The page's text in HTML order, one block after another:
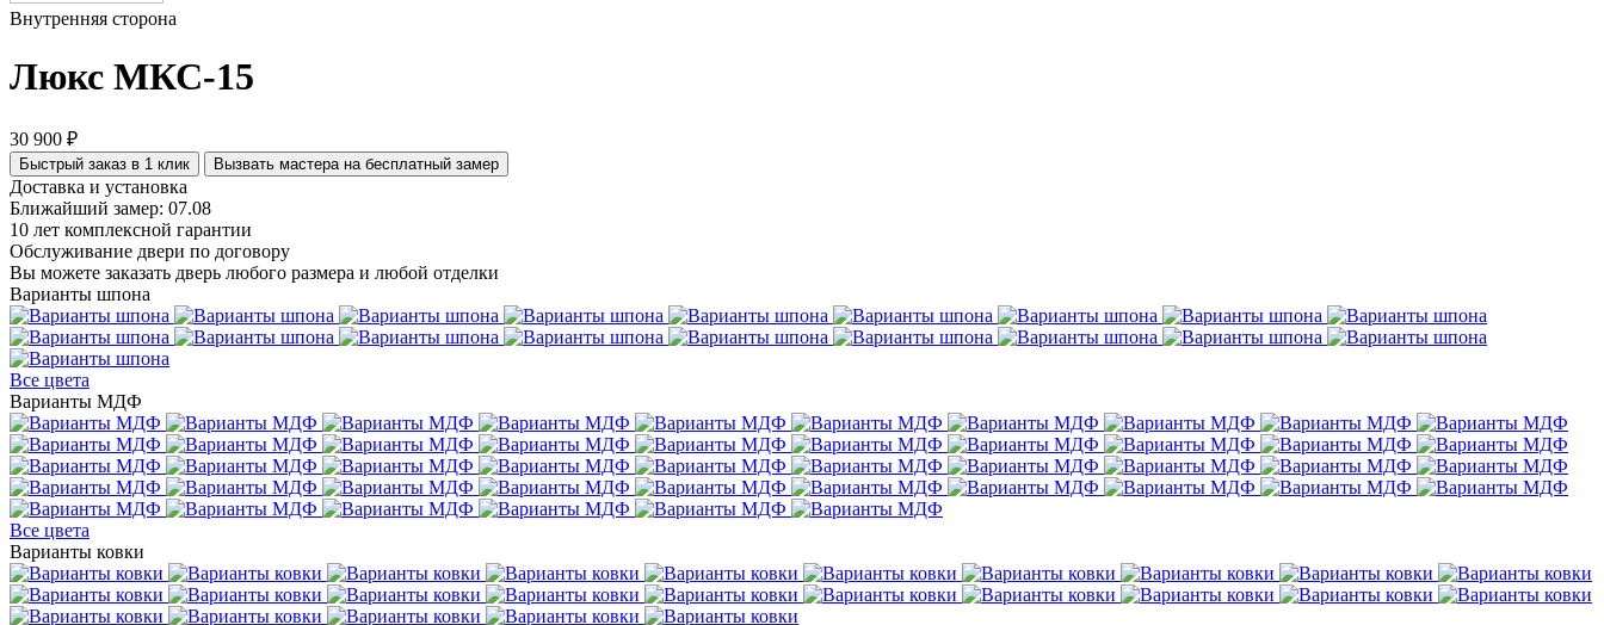
Внутренняя сторона
Люкс МКС-15
30 900 ₽
Быстрый заказ в 1 клик Вызвать мастера на бесплатный замер
Доставка и установка
Ближайший замер: 07.08
10 лет комплексной гарантии
Обслуживание двери по договору
Вы можете заказать дверь любого размера и любой отделки
Варианты шпона
Все цвета
Варианты МДФ
Все цвета
Варианты ковки